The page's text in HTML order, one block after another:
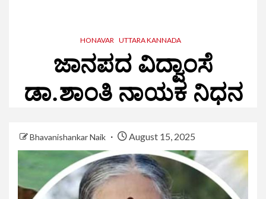
HONAVAR UTTARA KANNADA
ಜಾನಪದ ವಿದ್ವಾಂಸೆ
ಡಾ.ಶಾಂತಿ ನಾಯಕ ನಿಧನ
Bhavanishankar Naik August 15, 2025